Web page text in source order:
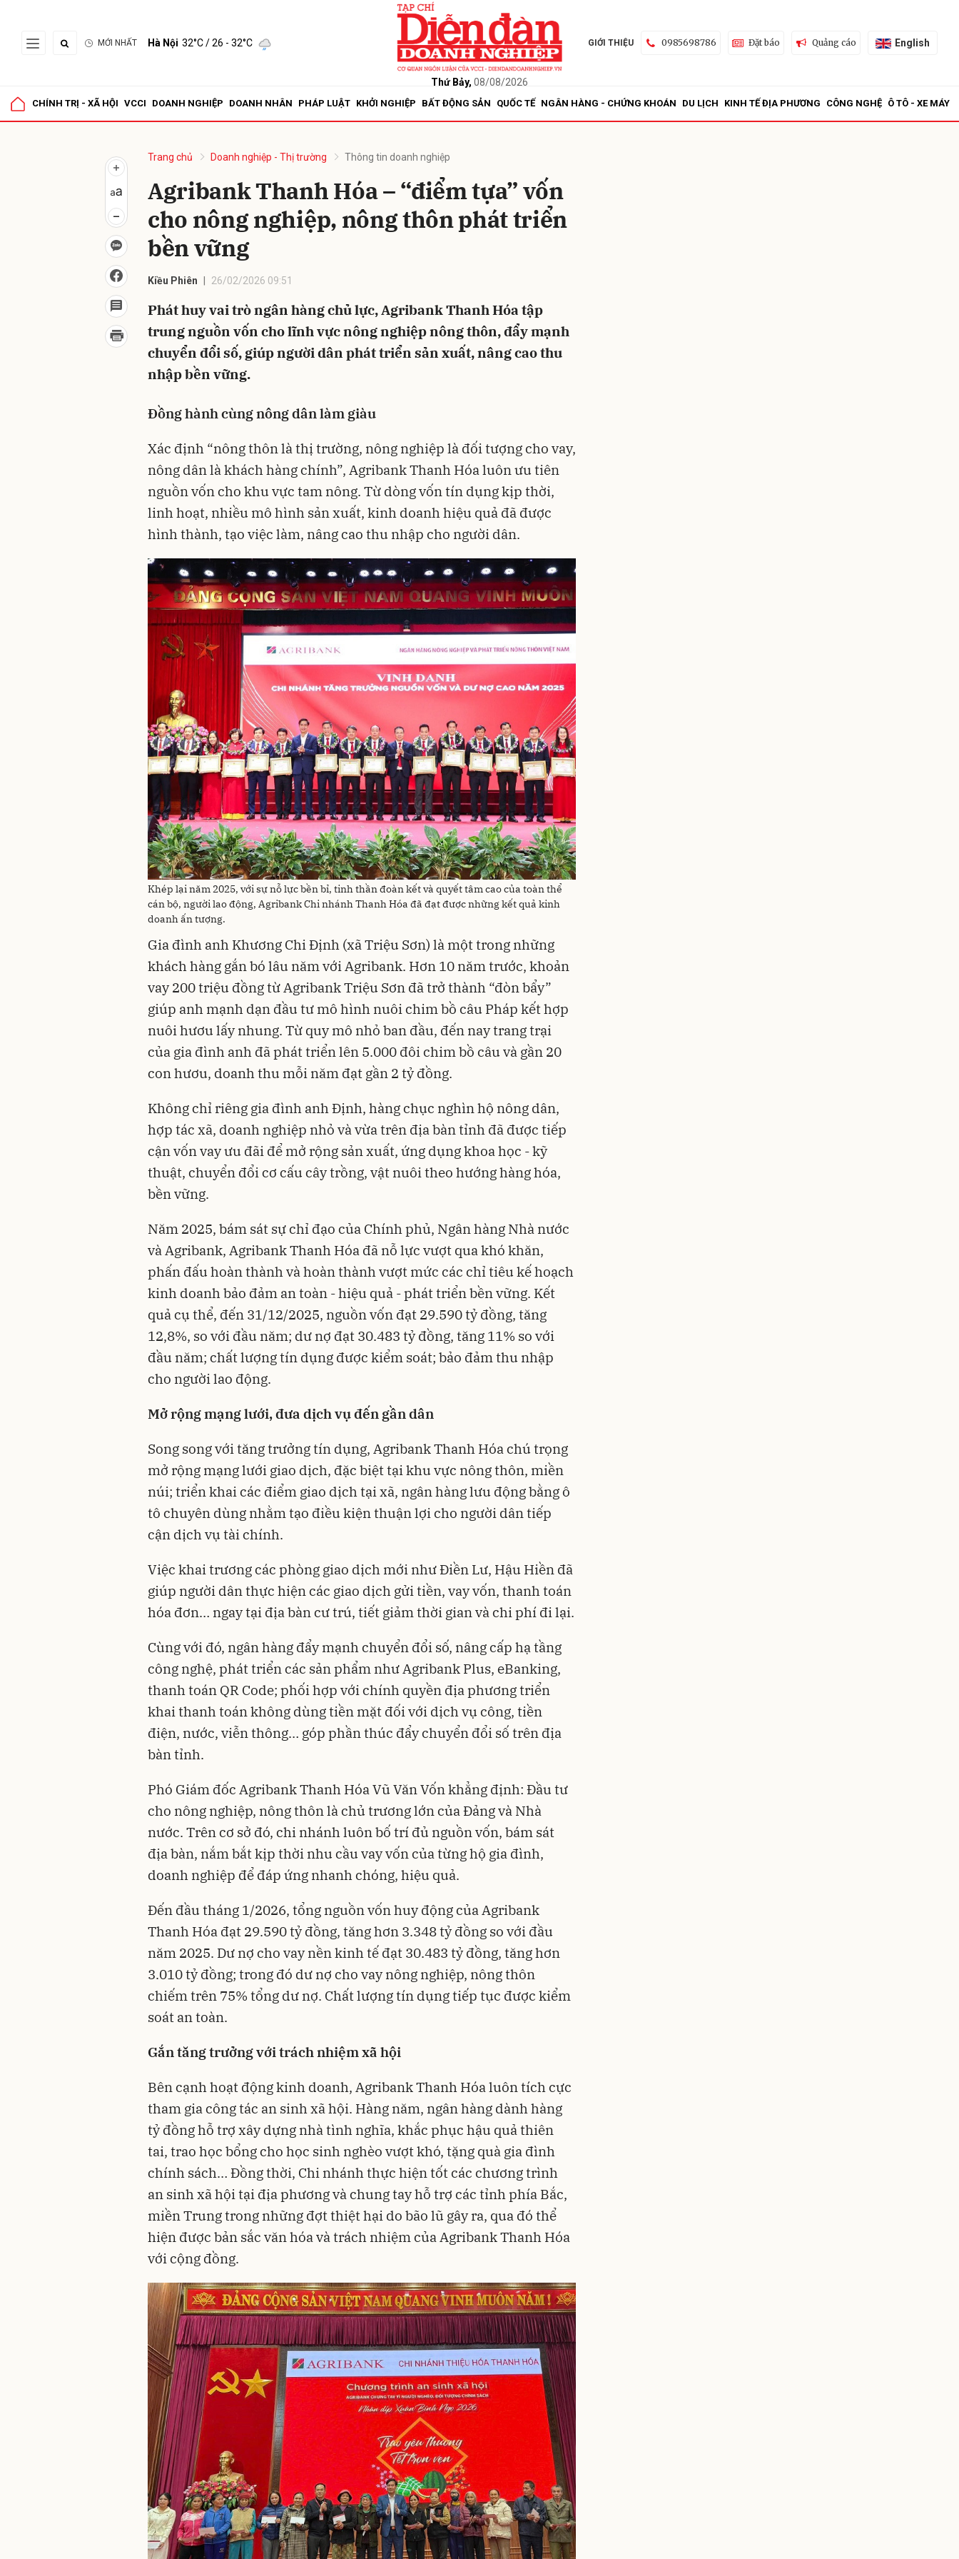
MỚI NHẤT Hà Nội 32°C/ 26 - 32°C
Thứ Bảy, 08/08/2026
GIỚI THIỆU 0985698786 Đặt báo Quảng cáo English
CHÍNH TRỊ - XÃ HỘI VCCI DOANH NGHIỆP DOANH NHÂN PHÁP LUẬT KHỞI NGHIỆP BẤT ĐỘNG SẢN QUỐC TẾ NGÂN HÀNG - CHỨNG KHOÁN DU LỊCH KINH TẾ ĐỊA PHƯƠNG CÔNG NGHỆ Ô TÔ - XE MÁY
Trang chủ Doanh nghiệp - Thị trường Thông tin doanh nghiệp
Agribank Thanh Hóa – “điểm tựa” vốn
cho nông nghiệp, nông thôn phát triển
bền vững
Kiều Phiên 26/02/2026 09:51
Phát huy vai trò ngân hàng chủ lực, Agribank Thanh Hóa tập
trung nguồn vốn cho lĩnh vực nông nghiệp nông thôn, đẩy mạnh
chuyển đổi số, giúp người dân phát triển sản xuất, nâng cao thu
nhập bền vững.
Đồng hành cùng nông dân làm giàu
Xác định “nông thôn là thị trường, nông nghiệp là đối tượng cho vay,
nông dân là khách hàng chính”, Agribank Thanh Hóa luôn ưu tiên
nguồn vốn cho khu vực tam nông. Từ dòng vốn tín dụng kịp thời,
linh hoạt, nhiều mô hình sản xuất, kinh doanh hiệu quả đã được
hình thành, tạo việc làm, nâng cao thu nhập cho người dân.
Khép lại năm 2025, với sự nỗ lực bền bỉ, tinh thần đoàn kết và quyết tâm cao của toàn thể
cán bộ, người lao động, Agribank Chi nhánh Thanh Hóa đã đạt được những kết quả kinh
doanh ấn tượng.
Gia đình anh Khương Chi Định (xã Triệu Sơn) là một trong những
khách hàng gắn bó lâu năm với Agribank. Hơn 10 năm trước, khoản
vay 200 triệu đồng từ Agribank Triệu Sơn đã trở thành “đòn bẩy”
giúp anh mạnh dạn đầu tư mô hình nuôi chim bồ câu Pháp kết hợp
nuôi hươu lấy nhung. Từ quy mô nhỏ ban đầu, đến nay trang trại
của gia đình anh đã phát triển lên 5.000 đôi chim bồ câu và gần 20
con hươu, doanh thu mỗi năm đạt gần 2 tỷ đồng.
Không chỉ riêng gia đình anh Định, hàng chục nghìn hộ nông dân,
hợp tác xã, doanh nghiệp nhỏ và vừa trên địa bàn tỉnh đã được tiếp
cận vốn vay ưu đãi để mở rộng sản xuất, ứng dụng khoa học - kỹ
thuật, chuyển đổi cơ cấu cây trồng, vật nuôi theo hướng hàng hóa,
bền vững.
Năm 2025, bám sát sự chỉ đạo của Chính phủ, Ngân hàng Nhà nước
và Agribank, Agribank Thanh Hóa đã nỗ lực vượt qua khó khăn,
phấn đấu hoàn thành và hoàn thành vượt mức các chỉ tiêu kế hoạch
kinh doanh bảo đảm an toàn - hiệu quả - phát triển bền vững. Kết
quả cụ thể, đến 31/12/2025, nguồn vốn đạt 29.590 tỷ đồng, tăng
12,8%, so với đầu năm; dư nợ đạt 30.483 tỷ đồng, tăng 11% so với
đầu năm; chất lượng tín dụng được kiểm soát; bảo đảm thu nhập
cho người lao động.
Mở rộng mạng lưới, đưa dịch vụ đến gần dân
Song song với tăng trưởng tín dụng, Agribank Thanh Hóa chú trọng
mở rộng mạng lưới giao dịch, đặc biệt tại khu vực nông thôn, miền
núi; triển khai các điểm giao dịch tại xã, ngân hàng lưu động bằng ô
tô chuyên dùng nhằm tạo điều kiện thuận lợi cho người dân tiếp
cận dịch vụ tài chính.
Việc khai trương các phòng giao dịch mới như Điền Lư, Hậu Hiền đã
giúp người dân thực hiện các giao dịch gửi tiền, vay vốn, thanh toán
hóa đơn… ngay tại địa bàn cư trú, tiết giảm thời gian và chi phí đi lại.
Cùng với đó, ngân hàng đẩy mạnh chuyển đổi số, nâng cấp hạ tầng
công nghệ, phát triển các sản phẩm như Agribank Plus, eBanking,
thanh toán QR Code; phối hợp với chính quyền địa phương triển
khai thanh toán không dùng tiền mặt đối với dịch vụ công, tiền
điện, nước, viễn thông… góp phần thúc đẩy chuyển đổi số trên địa
bàn tỉnh.
Phó Giám đốc Agribank Thanh Hóa Vũ Văn Vốn khẳng định: Đầu tư
cho nông nghiệp, nông thôn là chủ trương lớn của Đảng và Nhà
nước. Trên cơ sở đó, chi nhánh luôn bố trí đủ nguồn vốn, bám sát
địa bàn, nắm bắt kịp thời nhu cầu vay vốn của từng hộ gia đình,
doanh nghiệp để đáp ứng nhanh chóng, hiệu quả.
Đến đầu tháng 1/2026, tổng nguồn vốn huy động của Agribank
Thanh Hóa đạt 29.590 tỷ đồng, tăng hơn 3.348 tỷ đồng so với đầu
năm 2025. Dư nợ cho vay nền kinh tế đạt 30.483 tỷ đồng, tăng hơn
3.010 tỷ đồng; trong đó dư nợ cho vay nông nghiệp, nông thôn
chiếm trên 75% tổng dư nợ. Chất lượng tín dụng tiếp tục được kiểm
soát an toàn.
Gắn tăng trưởng với trách nhiệm xã hội
Bên cạnh hoạt động kinh doanh, Agribank Thanh Hóa luôn tích cực
tham gia công tác an sinh xã hội. Hàng năm, ngân hàng dành hàng
tỷ đồng hỗ trợ xây dựng nhà tình nghĩa, khắc phục hậu quả thiên
tai, trao học bổng cho học sinh nghèo vượt khó, tặng quà gia đình
chính sách… Đồng thời, Chi nhánh thực hiện tốt các chương trình
an sinh xã hội tại địa phương và chung tay hỗ trợ các tỉnh phía Bắc,
miền Trung trong những đợt thiệt hại do bão lũ gây ra, qua đó thể
hiện được bản sắc văn hóa và trách nhiệm của Agribank Thanh Hóa
với cộng đồng.